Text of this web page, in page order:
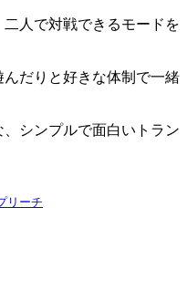
人で対戦できるモードを
だりと好きな体制で一緒
、シンプルで面白いトラン
リーチ